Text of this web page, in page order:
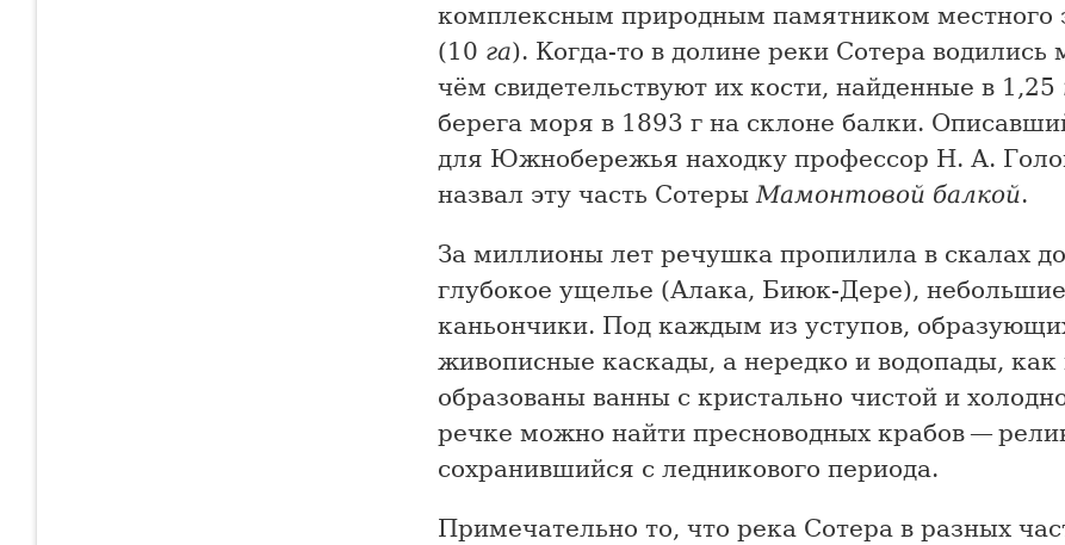
комплексным природным памятником местного
(10 га). Когда-то в долине реки Сотера водились
чём свидетельствуют их кости, найденные в 1,25
берега моря в 1893 г на склоне балки.
для Южнобережья находку профессор Н. А.
назвал эту часть СотерыМамонтовой балкой.
За миллионы лет речушка пропилила в скалах
глубокое ущелье (Алака, Биюк-Дере), небольшие
каньончики. Под каждым из уступов,
живописные каскады, а нередко и водопады, как
образованы ванны с кристально чистой и
речке можно найти пресноводных крабов —
сохранившийся с ледникового периода.
Примечательно то, что река Сотера в разных